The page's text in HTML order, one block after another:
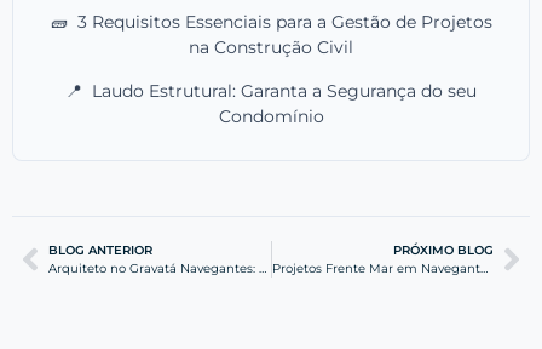
🧱 3 Requisitos Essenciais para a Gestão de Projetos
na Construção Civil
📍 Laudo Estrutural: Garanta a Segurança do seu
Condomínio
BLOG ANTERIOR
Arquiteto no Gravatá Navegantes: Organize seu Projeto
PRÓXIMO BLOG
Projetos Frente Mar em Navegantes: Luxo e Engenharia